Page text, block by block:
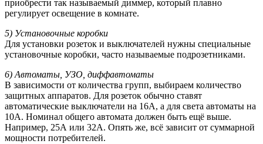
приобрести так называемый диммер, который плавно
регулирует освещение в комнате.
5) Установочные коробки
Для установки розеток и выключателей нужны специальные
установочные коробки, часто называемые подрозетниками.
6) Автоматы, УЗО, диффавтоматы
В зависимости от количества групп, выбираем количество
защитных аппаратов. Для розеток обычно ставят
автоматические выключатели на 16А, а для света автоматы на
10А. Номинал общего автомата должен быть ещё выше.
Например, 25А или 32А. Опять же, всё зависит от суммарной
мощности потребителей.